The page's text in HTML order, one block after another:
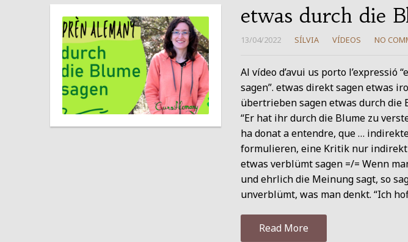
etwas durch die
13/04/2022 SÍLVIA VÍDEOS NO
Al vídeo d’avui us porto l’expressió
sagen”. etwas direkt sagen etwas
übertrieben sagen etwas durch die
“Er hat ihr durch die Blume zu
ha donat a entendre, que …
formulieren, eine Kritik nur
etwas verblümt sagen =/= Wenn
und ehrlich die Meinung sagt, so
unverblümt, was man denkt. “Ich
Read More